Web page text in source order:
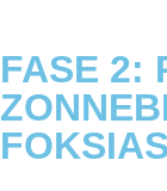
FASE 2: